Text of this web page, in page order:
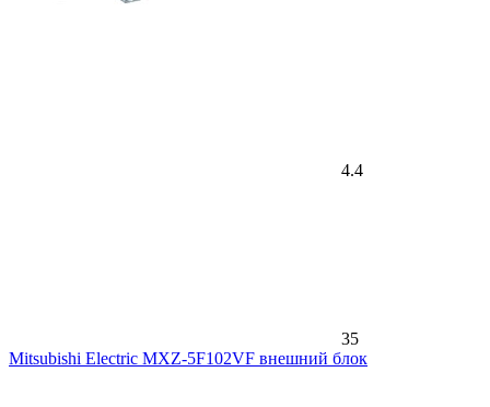
4.4
35
Mitsubishi Electric MXZ-5F102VF внешний блок